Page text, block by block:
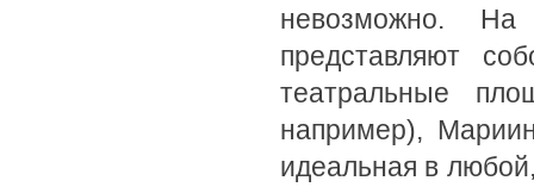
невозможно.
представляют
театральные
например),
идеальная в